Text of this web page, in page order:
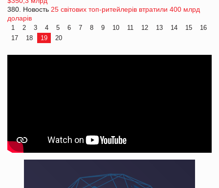
380. Новость 25 світових топ-ритейлерів втратили 400 млрд
доларів
1 2 3 4 5 6 7 8 9 10 11 12 13 14 15
16
17
18 19 20